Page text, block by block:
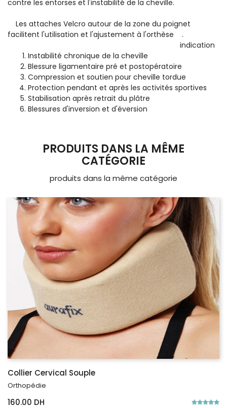
contre les entorses et l'instabilité de la cheville.
Les attaches Velcro autour de la zone du poignet
facilitent l'utilisation et l'ajustement à l'orthèse .
indication
Instabilité chronique de la cheville
Blessure ligamentaire pré et postopératoire
Compression et soutien pour cheville tordue
Protection pendant et après les activités sportives
Stabilisation après retrait du plâtre
Blessures d'inversion et d'éversion
PRODUITS DANS LA MÊME
CATÉGORIE
produits dans la même catégorie
Collier Cervical Souple
Orthopédie
160.00 DH